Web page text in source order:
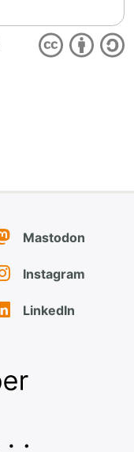
Mastodon
Instagram
LinkedIn